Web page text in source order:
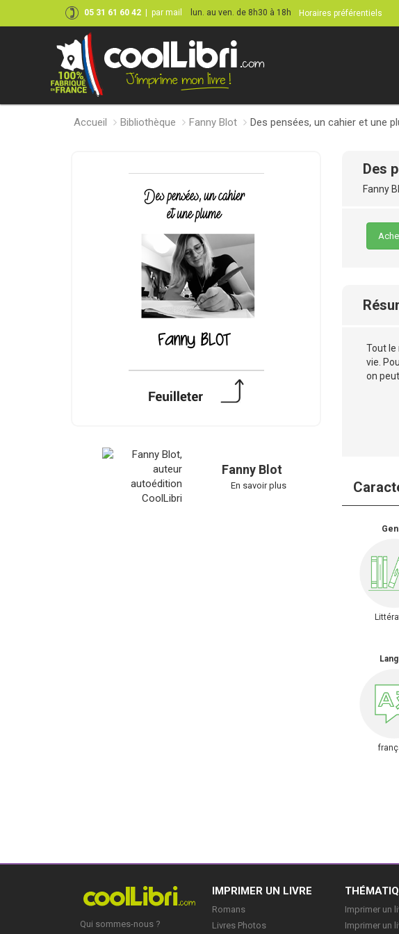
05 31 61 60 42 par mail lun. au ven. de 8h30 à 18h Horaires préférentiels
Accueil Bibliothèque Fanny Blot Des pensées, un cahier et une
Fanny Blot
En savoir plus
Des
Fanny
Tout le
vie.
on
Qui sommes-nous ?
IMPRIMER UN LIVRE
Romans
Livres Photos
Imprimer un
Imprimer un